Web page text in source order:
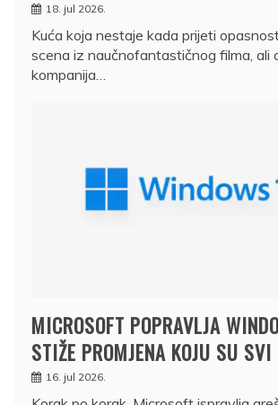
18. jul 2026.
Kuća koja nestaje kada prijeti
scena iz naučnofantastičnog filma, ali
kompanija…
MICROSOFT POPRAVLJA
STIŽE PROMJENA KOJU SU SVI
16. jul 2026.